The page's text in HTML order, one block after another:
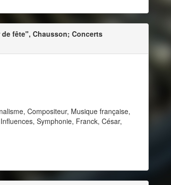
fête", Chausson; Concerts
Compositeur, Musique française,
Symphonie, Franck, César,